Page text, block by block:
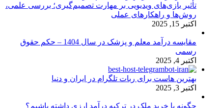
تأثیر بازی‌های ویدیویی بر مهارت تصمیم‌گیری؛ بررسی علمی،
روش‌ها و راهکارهای عملی
اکتبر 15, 2025
مقایسه درآمد معلم و پزشک در سال 1404 – حکم حقوق
رسمی
اکتبر 4, 2025
بهترین هاست برای ربات تلگرام در ایران و دنیا
اکتبر 3, 2025
چگونه با خرید ملک در ترکیه درآمد ارزی داشته باشیم؟